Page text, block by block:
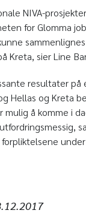
NIVA-
for Glomma
Kreta, sier Line
resultater på
Hellas og Kreta
mulig å komme i
under